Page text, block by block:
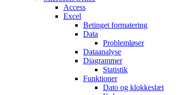
Access
Excel
Betinget formatering
Data
Problemløser
Dataanalyse
Diagrammer
Statistik
Funktioner
Dato og klokkeslæt